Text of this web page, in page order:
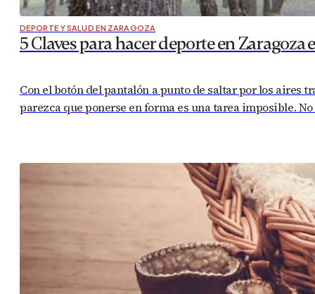
DEPORTE Y SALUD EN ZARAGOZA
5 Claves para hacer deporte en
Con el botón del pantalón a punto de saltar por los aires
parezca que ponerse en forma es una tarea imposible.